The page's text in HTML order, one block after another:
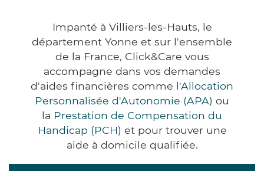
Impanté à Villiers-les-Hauts, le
département Yonne et sur l'ensemble
de la France, Click&Care vous
accompagne dans vos demandes
d'aides financières comme l'Allocation
Personnalisée d'Autonomie (APA) ou
la Prestation de Compensation du
Handicap (PCH) et pour trouver une
aide à domicile qualifiée.